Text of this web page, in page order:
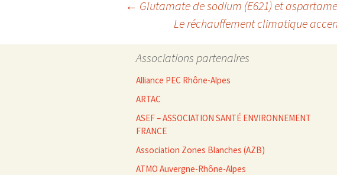
Navigation
des
← Glutamate de sodium (E621) et
Le réchauffement climatique
Associations partenaires
Alliance PEC Rhône-Alpes
ARTAC
ASEF – ASSOCIATION SANTÉ ENVIRONNEMENT
FRANCE
Association Zones Blanches (AZB)
ATMO Auvergne-Rhône-Alpes